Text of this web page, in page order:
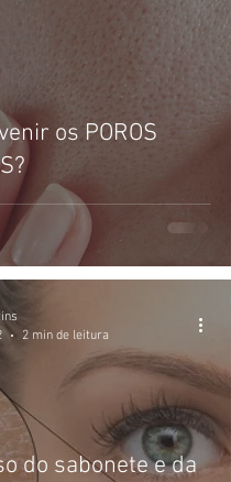
os POROS
do sabonete e da
2 min de leitura